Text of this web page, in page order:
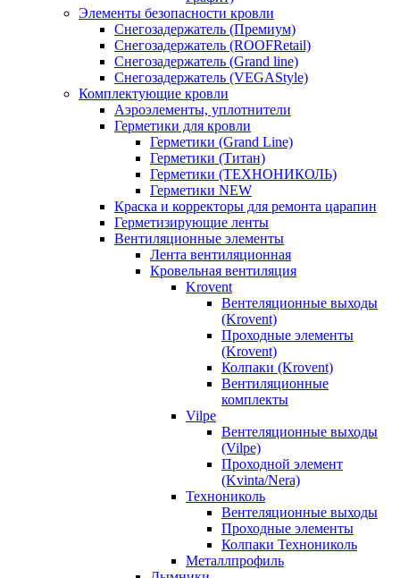
Элементы безопасности кровли
Снегозадержатель (Премиум)
Снегозадержатель (ROOFRetail)
Снегозадержатель (Grand line)
Снегозадержатель (VEGAStyle)
Комплектующие кровли
Аэроэлементы, уплотнители
Герметики для кровли
Герметики (Grand Line)
Герметики (Титан)
Герметики (ТЕХНОНИКОЛЬ)
Герметики NEW
Краска и корректоры для ремонта царапин
Герметизирующие ленты
Вентиляционные элементы
Лента вентиляционная
Кровельная вентиляция
Krovent
Вентеляционные выходы
(Krovent)
Проходные элементы
(Krovent)
Колпаки (Krovent)
Вентиляционные
комплекты
Vilpe
Вентеляционные выходы
(Vilpe)
Проходной элемент
(Kvinta/Nera)
Технониколь
Вентеляционные выходы
Проходные элементы
Колпаки Технониколь
Металлпрофиль